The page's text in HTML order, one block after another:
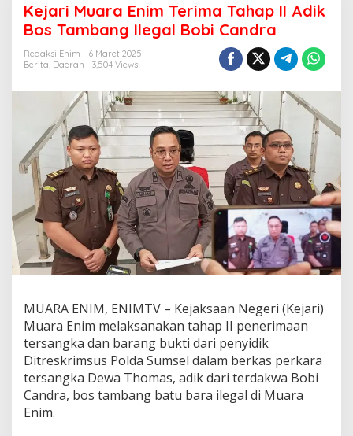
j
a
r
a
r
a
E
n
i
m
T
m
a
T
h
a
I
I
A
d
Kejari Muara Enim Terima Tahap II Adik
Bos Tambang Ilegal Bobi Candra
Redaksi Enim
6 Maret 2025
Berita, Daerah 3,504 Views
MUARA ENIM, ENIMTV – Kejaksaan Negeri (Kejari)
Muara Enim melaksanakan tahap II penerimaan
tersangka dan barang bukti dari penyidik
Ditreskrimsus Polda Sumsel dalam berkas perkara
tersangka Dewa Thomas, adik dari terdakwa Bobi
Candra, bos tambang batu bara ilegal di Muara
Enim.